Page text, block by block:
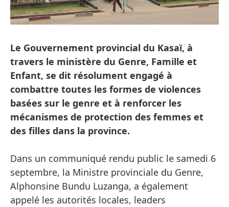
Le Gouvernement provincial du Kasaï, à
travers le ministère du Genre, Famille et
Enfant, se dit résolument engagé à
combattre toutes les formes de violences
basées sur le genre et à renforcer les
mécanismes de protection des femmes et
des filles dans la province.
Dans un communiqué rendu public le samedi 6
septembre, la Ministre provinciale du Genre,
Alphonsine Bundu Luzanga, a également
appelé les autorités locales, leaders